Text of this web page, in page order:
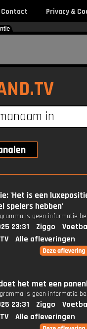
Contact Privacy &
'Het is een
spelers hebben'
is geen informatie
23:31 Ziggo
Alle afleveringen
het met een
is geen informatie
23:31 Ziggo
Alle afleveringen